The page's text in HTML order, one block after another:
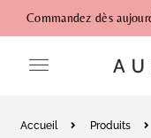
Commandez dès
Accueil Produits